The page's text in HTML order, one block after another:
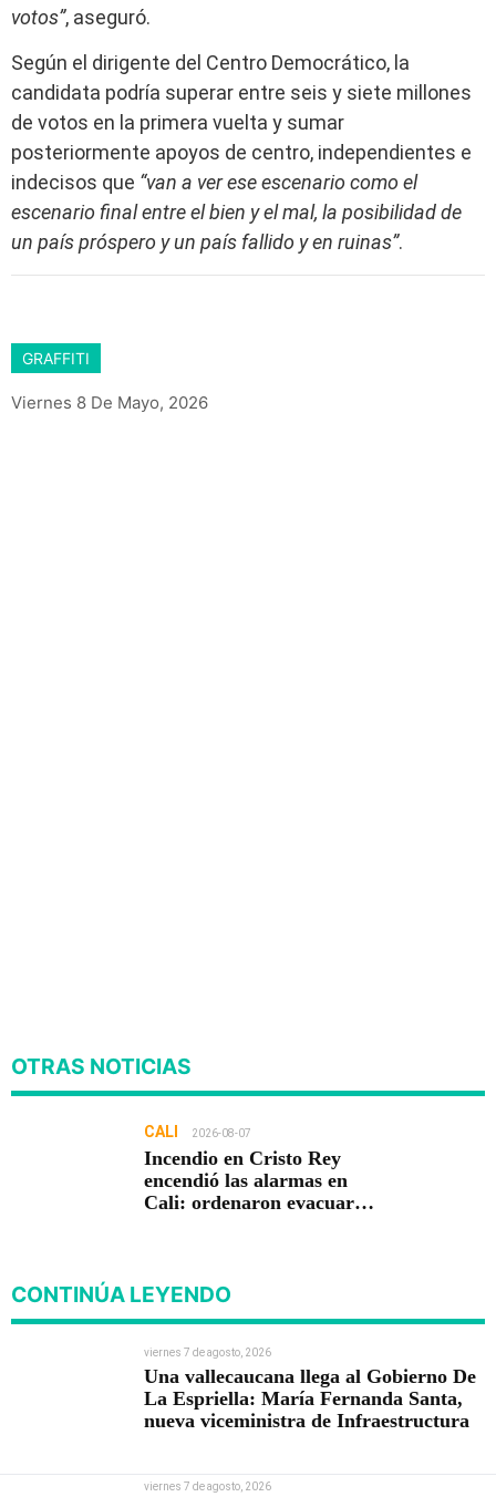
votos”, aseguró.
Según el dirigente del Centro Democrático, la
candidata podría superar entre seis y siete millones
de votos en la primera vuelta y sumar
posteriormente apoyos de centro, independientes e
indecisos que “van a ver ese escenario como el
escenario final entre el bien y el mal, la posibilidad de
un país próspero y un país fallido y en ruinas”.
GRAFFITI
Viernes 8 De Mayo, 2026
OTRAS NOTICIAS
CALI 2026-08-07
Incendio en Cristo Rey
encendió las alarmas en
Cali: ordenaron evacuar
CONTINÚA LEYENDO
viernes 7 de agosto, 2026
Una vallecaucana llega al Gobierno De
La Espriella: María Fernanda Santa,
nueva viceministra de Infraestructura
viernes 7 de agosto, 2026